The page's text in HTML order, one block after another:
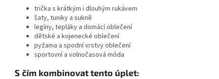
trička s krátkým i dlouhým rukávem
šaty, tuniky a sukně
legíny, tepláky a domácí oblečení
dětské a kojenecké oblečení
pyžama a spodní vrstvy oblečení
sportovní a volnočasová móda
S čím kombinovat tento úplet: